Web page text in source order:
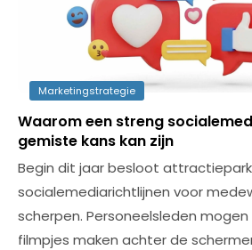
Marketingstrategie
Waarom een streng
gemiste kans kan zijn
Begin dit jaar besloot
socialemediarichtlijnen voor
scherpen. Personeelsleden
filmpjes maken achter de